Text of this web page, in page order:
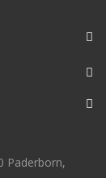
Paderborn,